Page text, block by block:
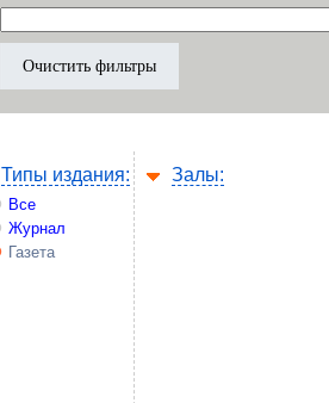
Типы издания:
Все
Журнал
Газета
Залы: